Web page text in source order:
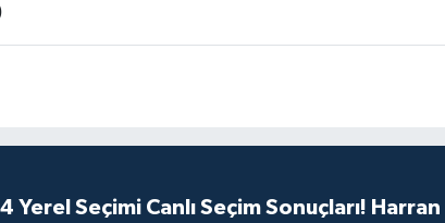
Yerel Seçimi Canlı Seçim Sonuçları! Harran